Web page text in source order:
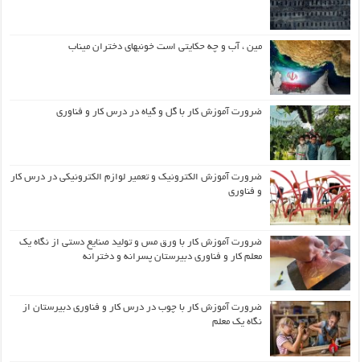
مین ، آب و چه حکایتی است خونبهای دختران میناب
ضرورت آموزش کار با گل و گیاه در درس کار و فناوری
ضرورت آموزش الکترونیک و تعمیر لوازم الکترونیکی در درس کار
و فناوری
ضرورت آموزش کار با ورق مس و تولید صنایع دستی از نگاه یک
معلم کار و فناوری دبیرستان پسرانه و دخترانه
ضرورت آموزش کار با چوب در درس کار و فناوری دبیرستان از
نگاه یک معلم